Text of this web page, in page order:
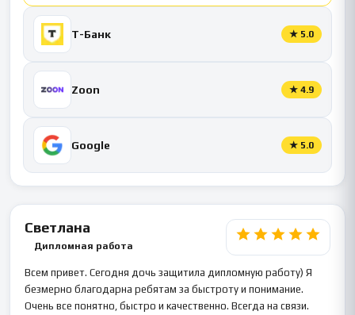
Т-Банк ★ 5.0
Zoon ★ 4.9
Google ★ 5.0
Светлана
Дипломная работа
Всем привет. Сегодня дочь защитила дипломную работу) Я
безмерно благодарна ребятам за быстроту и понимание.
Очень все понятно, быстро и качественно. Всегда на связи.